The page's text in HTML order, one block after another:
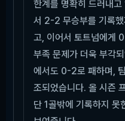
한계를 명확히 드러내고
서 2-2 무승부를 기록
고, 이어서 토트넘에게
부족 문제가 더욱 부각
에서도 0-2로 패하며,
조되었습니다. 올 시즌
단 1골밖에 기록하지 못